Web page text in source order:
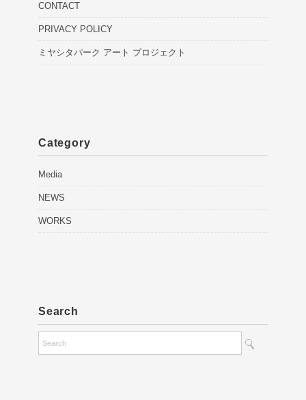
CONTACT
PRIVACY POLICY
ミヤシタパーク アート プロジェクト
Category
Media
NEWS
WORKS
Search